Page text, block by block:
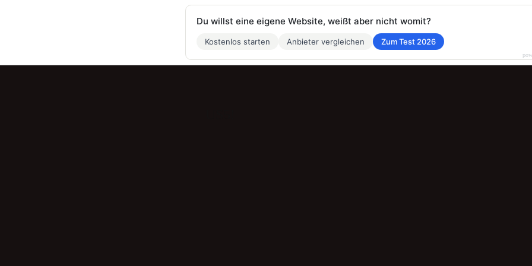
Du willst eine eigene Website, weißt aber nicht womit?
Kostenlos starten Anbieter vergleichen Zum Test 2026